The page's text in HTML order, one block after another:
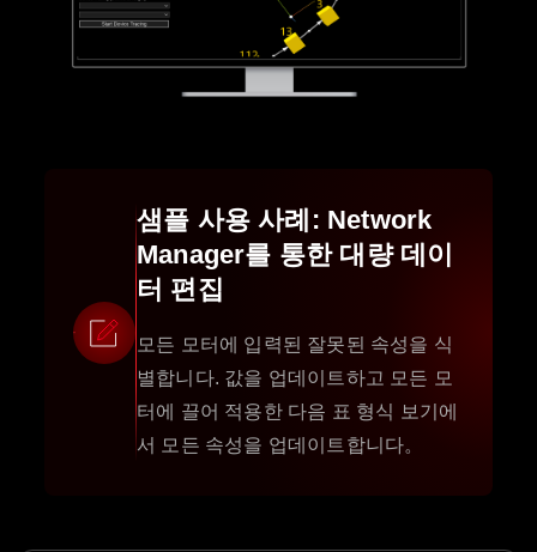
샘플 사용 사례: Network
Manager를 통한 대량 데이
터 편집
모든 모터에 입력된 잘못된 속성을 식
별합니다. 값을 업데이트하고 모든 모
터에 끌어 적용한 다음 표 형식 보기에
서 모든 속성을 업데이트합니다。